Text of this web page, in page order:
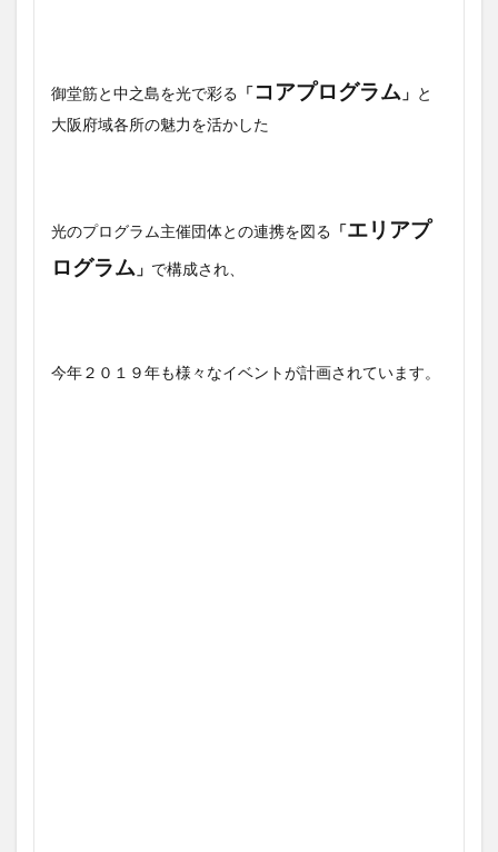
御堂筋と中之島を光で彩る 「コアプログラム 」 と
大阪府域各所の魅力を活かした
光のプログラム主催団体との連携を図る 「エリアプ
ログラム 」 で構成され、
今年２０１９年も様々なイベントが計画されています。